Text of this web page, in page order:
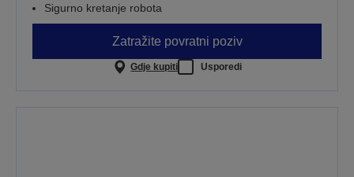
Sigurno kretanje robota
Zatražite povratni poziv
Gdje kupiti Usporedi